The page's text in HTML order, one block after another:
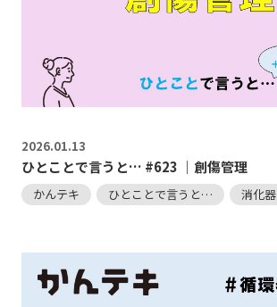
2026.01.13
ひとことで言うと… #623 ｜創傷管理
かんテキ ひとことで言うと… 消化器